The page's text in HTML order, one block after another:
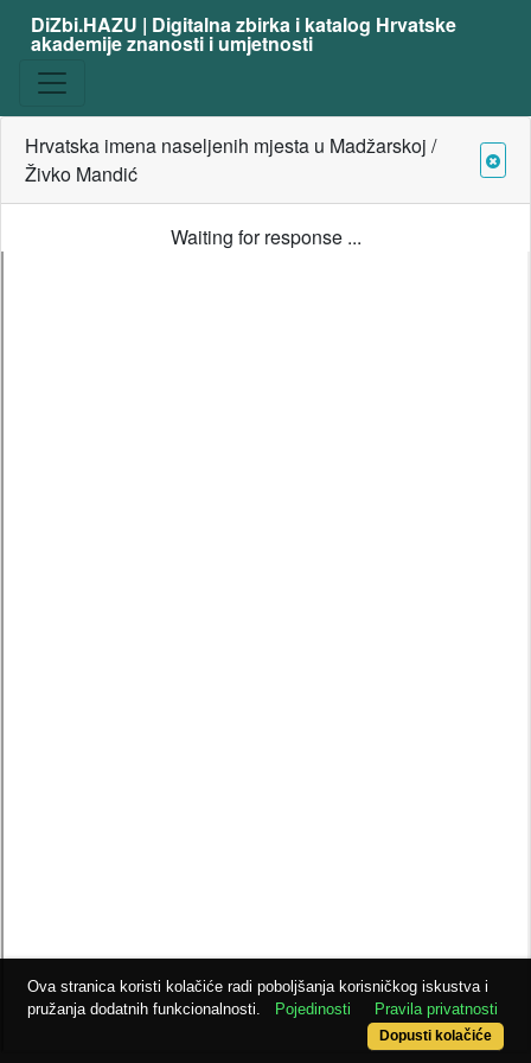
DiZbi.HAZU | Digitalna zbirka i katalog Hrvatske
akademije znanosti i umjetnosti
Hrvatska imena naseljenih mjesta u Madžarskoj /
Živko Mandić
Waiting for response ...
Ova stranica koristi kolačiće radi poboljšanja korisničkog iskustva i
pružanja dodatnih funkcionalnosti.
Pojedinosti Pravila privatnosti
Dopusti kolačiće